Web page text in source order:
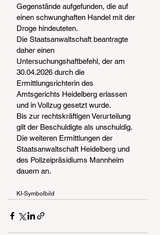
Gegenstände aufgefunden, die auf
einen schwunghaften Handel mit der
Droge hindeuteten.
Die Staatsanwaltschaft beantragte
daher einen
Untersuchungshaftbefehl, der am
30.04.2026 durch die
Ermittlungsrichterin des
Amtsgerichts Heidelberg erlassen
und in Vollzug gesetzt wurde.
Bis zur rechtskräftigen Verurteilung
gilt der Beschuldigte als unschuldig.
Die weiteren Ermittlungen der
Staatsanwaltschaft Heidelberg und
des Polizeipräsidiums Mannheim
dauern an.
KI-Symbolbild